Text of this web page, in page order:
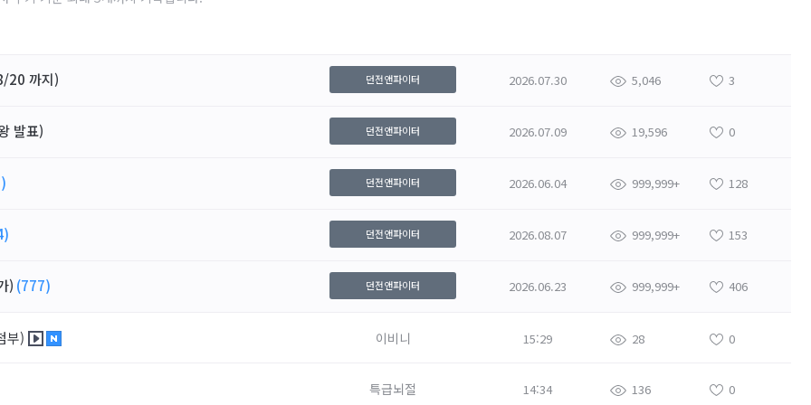
20 까지) 던전앤파이터 2026.07.30 5,046 3
발표) 던전앤파이터 2026.07.09 19,596 0
던전앤파이터 2026.06.04 999,999+ 128
던전앤파이터 2026.08.07 999,999+ 153
) (777) 던전앤파이터 2026.06.23 999,999+ 406
부) 이비니 15:29 28 0
특급뇌절 14:34 136 0